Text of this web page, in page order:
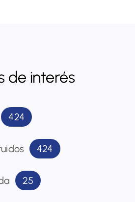
de interés
424
424
25